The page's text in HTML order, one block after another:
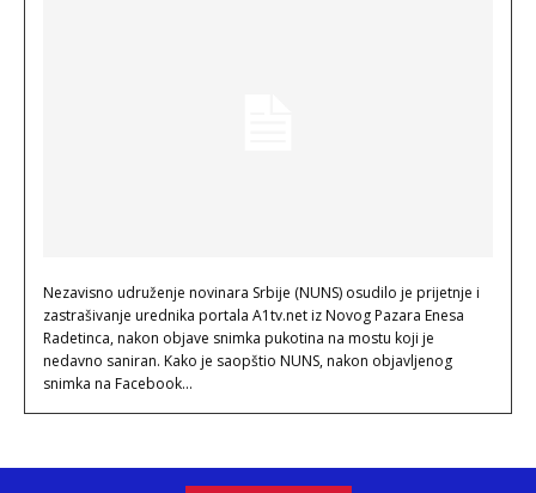
Nezavisno udruženje novinara Srbije (NUNS) osudilo je prijetnje i
zastrašivanje urednika portala A1tv.net iz Novog Pazara Enesa
Radetinca, nakon objave snimka pukotina na mostu koji je
nedavno saniran. Kako je saopštio NUNS, nakon objavljenog
snimka na Facebook...